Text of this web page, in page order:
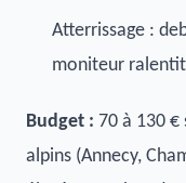
Atterrissage :
moniteur
Budget : 70 à 130 €
alpins (Annecy,